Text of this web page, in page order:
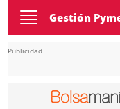
Toggle
navigation
Gestión
Publicidad